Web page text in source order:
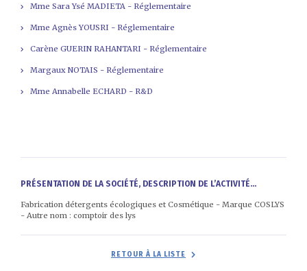
Mme Sara Ysé MADIETA - Réglementaire
Mme Agnès YOUSRI - Réglementaire
Carène GUERIN RAHANTARI - Réglementaire
Margaux NOTAIS - Réglementaire
Mme Annabelle ECHARD - R&D
PRÉSENTATION DE LA SOCIÉTÉ, DESCRIPTION DE L’ACTIVITÉ...
Fabrication détergents écologiques et Cosmétique - Marque COSLYS
- Autre nom : comptoir des lys
RETOUR À LA LISTE